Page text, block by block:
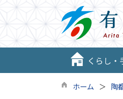
くらし・
ホーム 陶